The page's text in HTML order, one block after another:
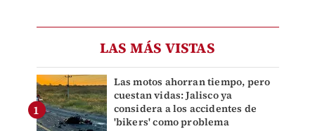
LAS MÁS VISTAS
Las motos ahorran tiempo, pero
cuestan vidas: Jalisco ya
considera a los accidentes de
'bikers' como problema